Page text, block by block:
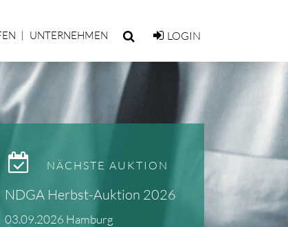
UNTERNEHMEN LOGIN
NÄCHSTE AUKTION
NDGA Herbst-Auktion 2026
03.09.2026 Hamburg